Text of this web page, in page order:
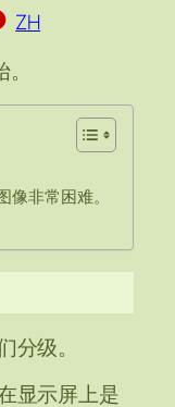
ZH
非常困难。
级。
显示屏上是